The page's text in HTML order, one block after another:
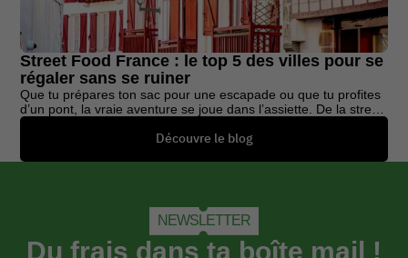
11 juillet : 16h00 – 13 juillet : 17h00
Les Déferlantes
Jardin du Lydia, le barcarès
16
JUIL
16 juillet : 8h00 – 19 juillet : 17h00
Lovely Brive Festival
Les Vieilles Charrues
Site de Kérampuilh, Carhaix-Plouguer
Street Food France : le top 5 des villes pour se
régaler sans se ruiner
Que tu prépares ton sac pour une escapade ou que tu profites
d’un pont, la vraie aventure se joue dans l’assiette. De la street
food France vibrante aux petites pépites […]
Découvre le blog
NEWSLETTER
Du frais dans ta boîte mail !